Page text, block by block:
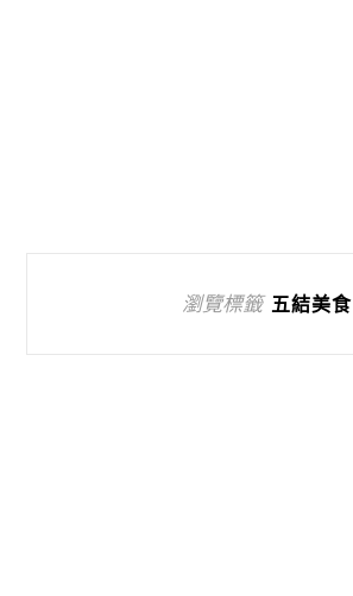
瀏覽標籤 五結美食